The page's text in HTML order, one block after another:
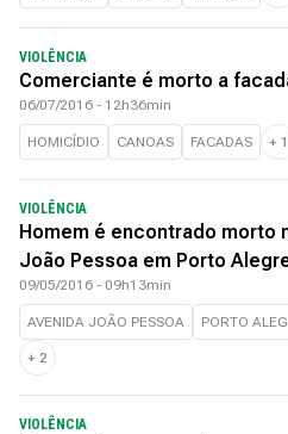
VIOLÊNCIA
Comerciante é morto a
06/07/2016 - 12h36min
HOMICÍDIO CANOAS FACADAS + 1
VIOLÊNCIA
Homem é encontrado morto
João Pessoa em Porto
09/05/2016 - 09h13min
AVENIDA JOÃO PESSOA PORTO
+ 2
VIOLÊNCIA